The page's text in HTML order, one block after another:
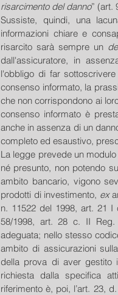
risarcimento del danno” (art.
Sussiste, quindi, una
informazioni chiare e
risarcito sarà sempre un
dall'assicuratore, in
l'obbligo di far
consenso informato, la
che non corrispondono ai
consenso informato è
anche in assenza di un
completo ed esaustivo,
La legge prevede un
né presunto, non potendo
ambito bancario, vigono
prodotti di investimento, ex
n. 11522 del 1998, art. 21
58/1998, art. 28 c. II Reg.
adeguata; nello stesso
ambito di assicurazioni
della prova di aver gestito
richiesta dalla specifica
riferimento è, poi, l’art. 23,